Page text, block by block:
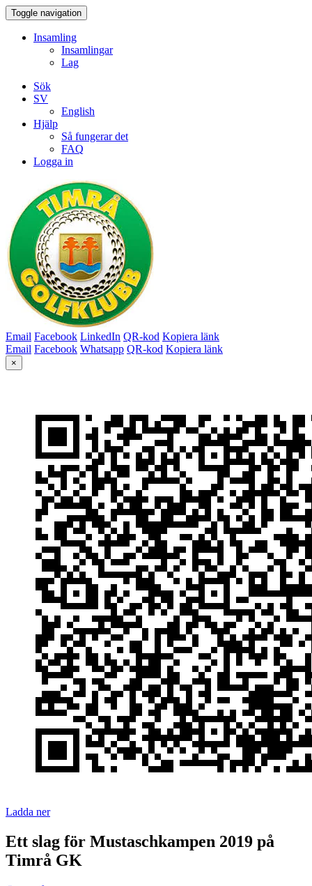
Toggle navigation
Insamling
Insamlingar
Lag
Sök
SV
English
Hjälp
Så fungerar det
FAQ
Logga in
Email Facebook LinkedIn QR-kod Kopiera länk
Email Facebook Whatsapp QR-kod Kopiera länk
×
Ladda ner
Ett slag för Mustaschkampen 2019 på
Timrå GK